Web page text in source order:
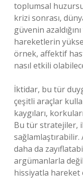
toplumsal
krizi sonrası,
güvenin
hareketlerin
örnek, affektif
nasıl etkili
İktidar, bu tür
çeşitli araçlar
kaygıları,
Bu tür stratejiler,
sağlamlaştırabilir.
daha da
argümanlarla
hissiyatla hareket